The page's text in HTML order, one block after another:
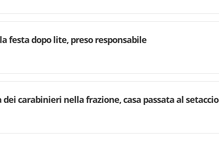
festa dopo lite, preso responsabile
carabinieri nella frazione, casa passata al setaccio